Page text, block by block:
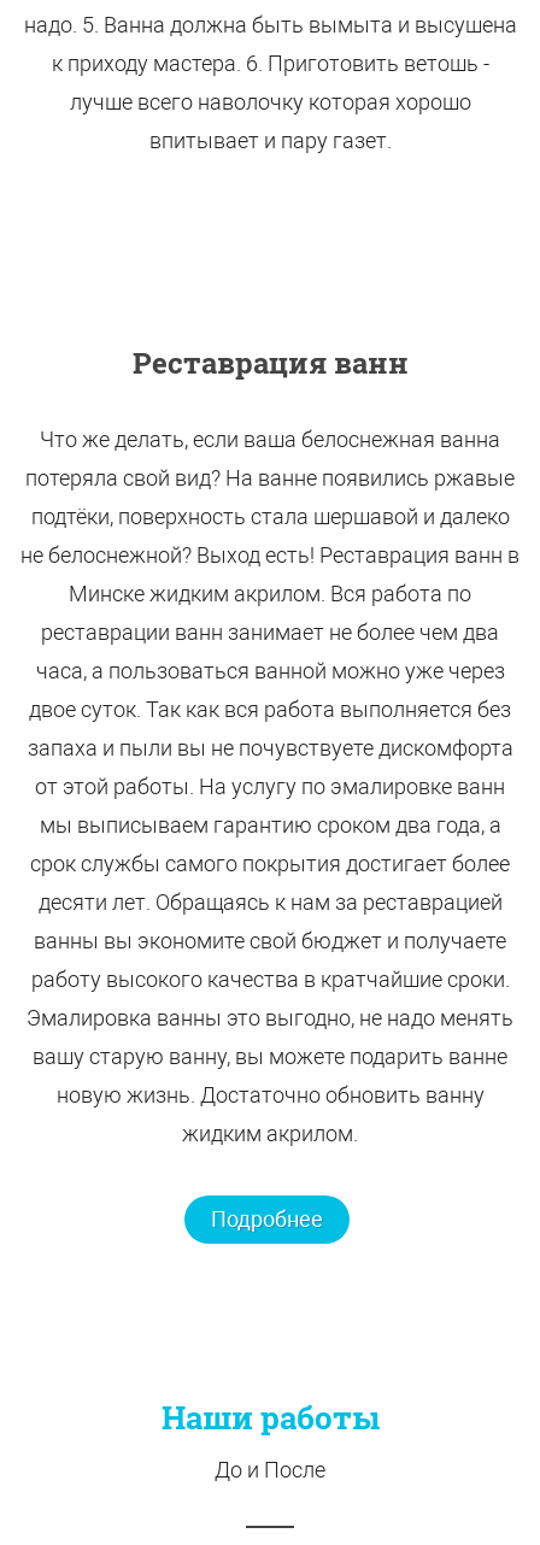
надо. 5. Ванна должна быть вымыта и высушена
к приходу мастера. 6. Приготовить ветошь -
лучше всего наволочку которая хорошо
впитывает и пару газет.
Реставрация ванн
Что же делать, если ваша белоснежная ванна
потеряла свой вид? На ванне появились ржавые
подтёки, поверхность стала шершавой и далеко
не белоснежной? Выход есть! Реставрация ванн в
Минске жидким акрилом. Вся работа по
реставрации ванн занимает не более чем два
часа, а пользоваться ванной можно уже через
двое суток. Так как вся работа выполняется без
запаха и пыли вы не почувствуете дискомфорта
от этой работы. На услугу по эмалировке ванн
мы выписываем гарантию сроком два года, а
срок службы самого покрытия достигает более
десяти лет. Обращаясь к нам за реставрацией
ванны вы экономите свой бюджет и получаете
работу высокого качества в кратчайшие сроки.
Эмалировка ванны это выгодно, не надо менять
вашу старую ванну, вы можете подарить ванне
новую жизнь. Достаточно обновить ванну
жидким акрилом.
Подробнее
Наши работы
До и После